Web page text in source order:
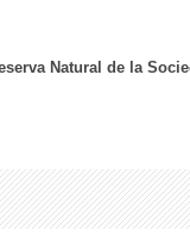
Natural de la